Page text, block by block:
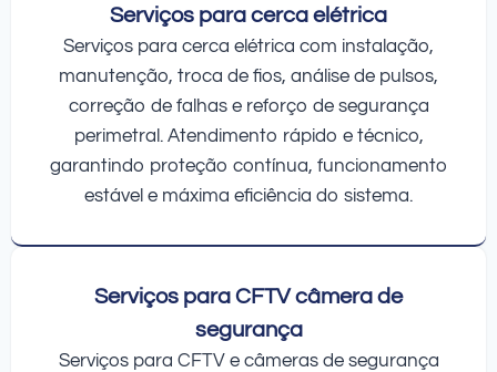
Serviços para cerca elétrica
Serviços para cerca elétrica com instalação,
manutenção, troca de fios, análise de pulsos,
correção de falhas e reforço de segurança
perimetral. Atendimento rápido e técnico,
garantindo proteção contínua, funcionamento
estável e máxima eficiência do sistema.
Serviços para CFTV câmera de
segurança
Serviços para CFTV e câmeras de segurança